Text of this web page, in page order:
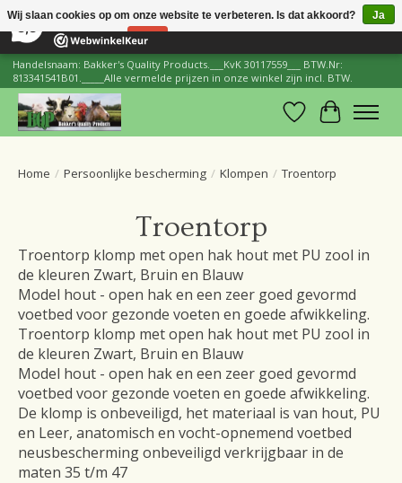
206 Reviews ×
Handelsnaam: Bakker's Quality Products.___KvK 30117559___ BTW.Nr:
813341541B01._____Alle vermelde prijzen in onze winkel zijn incl. BTW.
Verlanglijst
Home / Persoonlijke bescherming / Klompen / Troentorp
Troentorp
Troentorp klomp met open hak hout met PU zool in
de kleuren Zwart, Bruin en Blauw
Model hout - open hak en een zeer goed gevormd
voetbed voor gezonde voeten en goede afwikkeling.
Troentorp klomp met open hak hout met PU zool in
de kleuren Zwart, Bruin en Blauw
Model hout - open hak en een zeer goed gevormd
voetbed voor gezonde voeten en goede afwikkeling.
De klomp is onbeveiligd, het materiaal is van hout, PU
en Leer, anatomisch en vocht-opnemend voetbed
neusbescherming onbeveiligd verkrijgbaar in de
maten 35 t/m 47
Wij slaan cookies op om onze website te verbeteren. Is dat akkoord?
Ja
Nee